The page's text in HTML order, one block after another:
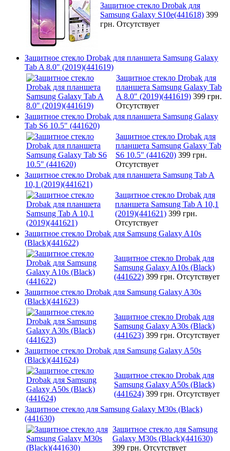
Защитное стекло Drobak для
Samsung Galaxy S10e(441618) 399
грн. Отсутствует
Защитное стекло Drobak для планшета Samsung Galaxy
Tab A 8.0" (2019)(441619)
Защитное стекло Drobak для
планшета Samsung Galaxy Tab
A 8.0" (2019)(441619) 399 грн.
Отсутствует
Защитное стекло Drobak для планшета Samsung Galaxy
Tab S6 10.5" (441620)
Защитное стекло Drobak для
планшета Samsung Galaxy Tab
S6 10.5" (441620) 399 грн.
Отсутствует
Защитное стекло Drobak для планшета Samsung Tab A
10,1 (2019)(441621)
Защитное стекло Drobak для
планшета Samsung Tab A 10,1
(2019)(441621) 399 грн.
Отсутствует
Защитное стекло Drobak для Samsung Galaxy A10s
(Black)(441622)
Защитное стекло Drobak для
Samsung Galaxy A10s (Black)
(441622) 399 грн. Отсутствует
Защитное стекло Drobak для Samsung Galaxy A30s
(Black)(441623)
Защитное стекло Drobak для
Samsung Galaxy A30s (Black)
(441623) 399 грн. Отсутствует
Защитное стекло Drobak для Samsung Galaxy A50s
(Black)(441624)
Защитное стекло Drobak для
Samsung Galaxy A50s (Black)
(441624) 399 грн. Отсутствует
Защитное стекло для Samsung Galaxy M30s (Black)
(441630)
Защитное стекло для Samsung
Galaxy M30s (Black)(441630)
399 грн. Отсутствует